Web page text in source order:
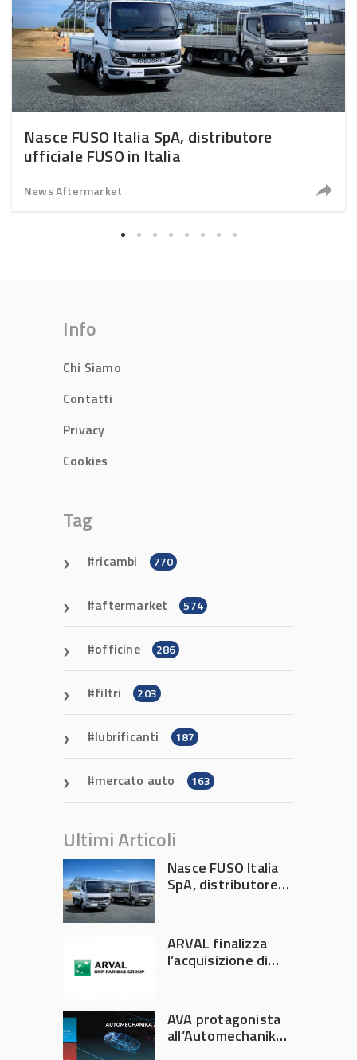
Nasce FUSO Italia SpA, distributore
ufficiale FUSO in Italia
News Aftermarket
Info
Chi Siamo
Contatti
Privacy
Cookies
Tag
ricambi 770
aftermarket 574
officine 286
filtri 203
lubrificanti 187
mercato auto 163
Ultimi Articoli
Nasce FUSO Italia
SpA, distributore
ARVAL finalizza
l’acquisizione di
AVA protagonista
all’Automechanika